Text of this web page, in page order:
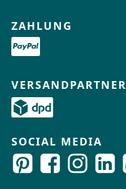
ZAHLUNG
VERSANDPARTNER
SOCIAL MEDIA